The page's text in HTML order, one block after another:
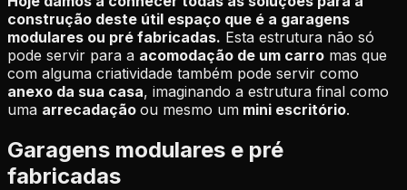
construção deste útil espaço que é a garagens
modulares ou pré fabricadas. Esta estrutura não só
pode servir para a acomodação de um carro mas que
com alguma criatividade também pode servir como
anexo da sua casa, imaginando a estrutura final como
uma arrecadação ou mesmo um mini escritório.
Garagens modulares e pré
fabricadas